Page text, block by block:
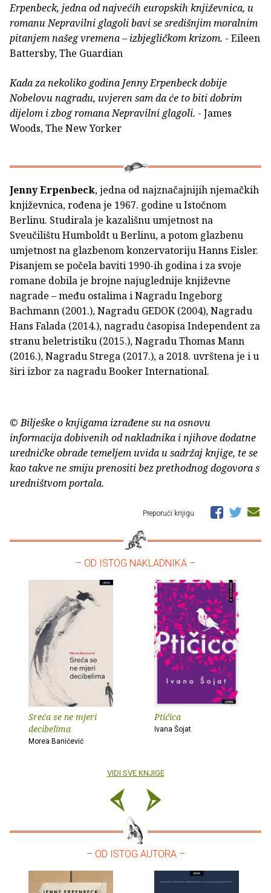
Erpenbeck, jedna od najvećih europskih književnica, u
romanu Nepravilni glagoli bavi se središnjim moralnim
pitanjem našeg vremena – izbjegličkom krizom. - Eileen
Battersby, The Guardian
Kada za nekoliko godina Jenny Erpenbeck dobije
Nobelovu nagradu, uvjeren sam da će to biti dobrim
dijelom i zbog romana Nepravilni glagoli. - James
Woods, The New Yorker
Jenny Erpenbeck, jedna od najznačajnijih njemačkih
književnica, rođena je 1967. godine u Istočnom
Berlinu. Studirala je kazališnu umjetnost na
Sveučilištu Humboldt u Berlinu, a potom glazbenu
umjetnost na glazbenom konzervatoriju Hanns Eisler.
Pisanjem se počela baviti 1990-ih godina i za svoje
romane dobila je brojne najuglednije književne
nagrade – među ostalima i Nagradu Ingeborg
Bachmann (2001.), Nagradu GEDOK (2004), Nagradu
Hans Falada (2014.), nagradu časopisa Independent za
stranu beletristiku (2015.), Nagradu Thomas Mann
(2016.), Nagradu Strega (2017.), a 2018. uvrštena je i u
širi izbor za nagradu Booker International.
© Bilješke o knjigama izrađene su na osnovu
informacija dobivenih od nakladnika i njihove dodatne
uredničke obrade temeljem uvida u sadržaj knjige, te se
kao takve ne smiju prenositi bez prethodnog dogovora s
uredništvom portala.
Preporuči knjigu
– OD ISTOG NAKLADNIKA –
Sreća se ne mjeri
decibelima
Morea Banićević
Ptičica
Ivana Šojat
VIDI SVE KNJIGE
– OD ISTOG AUTORA –